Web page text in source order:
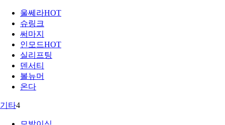
울쎄라HOT
슈링크
써마지
인모드HOT
실리프팅
덴서티
볼뉴머
온다
기타4